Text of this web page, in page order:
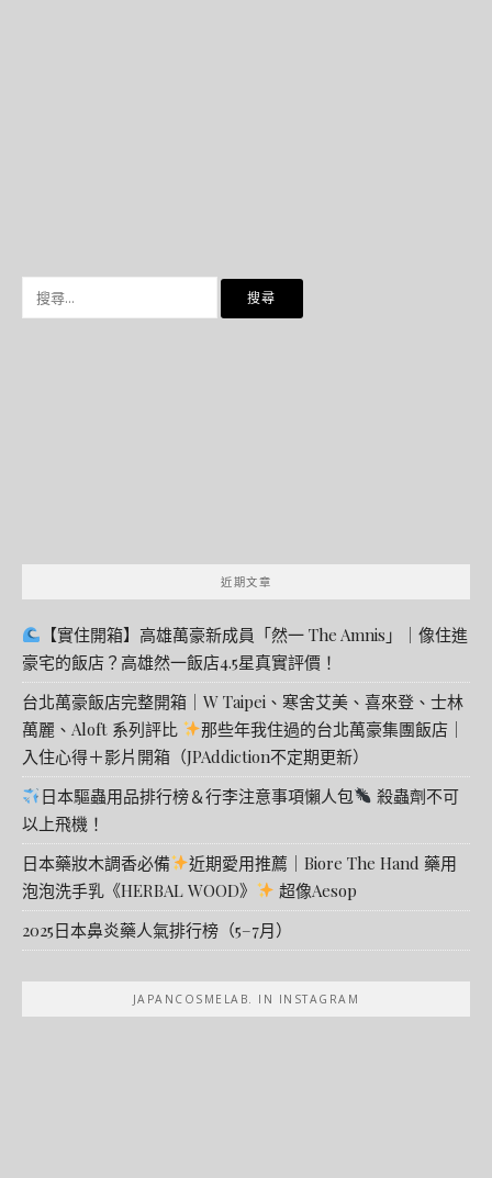
近期文章
【實住開箱】高雄萬豪新成員「然一 The Amnis」｜像住進
豪宅的飯店？高雄然一飯店4.5星真實評價！
台北萬豪飯店完整開箱｜W Taipei、寒舍艾美、喜來登、士林
萬麗、Aloft 系列評比
那些年我住過的台北萬豪集團飯店｜
入住心得＋影片開箱（JPAddiction不定期更新）
日本驅蟲用品排行榜＆行李注意事項懶人包
殺蟲劑不可
以上飛機！
日本藥妝木調香必備
近期愛用推薦｜Biore The Hand 藥用
泡泡洗手乳《HERBAL WOOD》
超像Aesop
2025日本鼻炎藥人氣排行榜（5–7月）
JAPANCOSMELAB. IN INSTAGRAM